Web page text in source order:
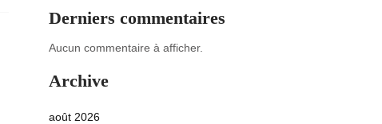
Derniers commentaires
Aucun commentaire à afficher.
Archive
août 2026